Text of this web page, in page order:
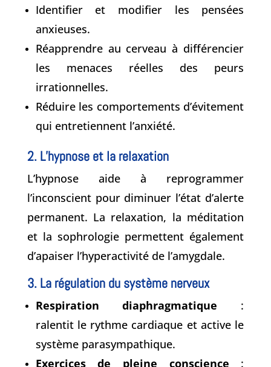
Identifier et modifier les pensées
anxieuses.
Réapprendre au cerveau à différencier
les menaces réelles des peurs
irrationnelles.
Réduire les comportements d’évitement
qui entretiennent l’anxiété.
2. L’hypnose et la relaxation
L’hypnose aide à reprogrammer
l’inconscient pour diminuer l’état d’alerte
permanent. La relaxation, la méditation
et la sophrologie permettent également
d’apaiser l’hyperactivité de l’amygdale.
3. La régulation du système nerveux
Respiration diaphragmatique :
ralentit le rythme cardiaque et active le
système parasympathique.
Exercices de pleine conscience :